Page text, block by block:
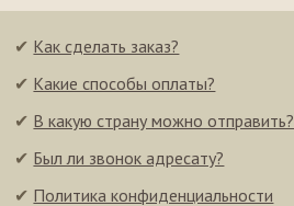
✔ Как сделать заказ?
✔ Какие способы оплаты?
✔ В какую страну можно отправить?
✔ Был ли звонок адресату?
✔ Политика конфиденциальности